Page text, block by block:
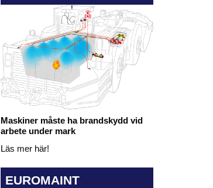
Maskiner måste ha brandskydd vid
arbete under mark
Läs mer här!
EUROMAINT